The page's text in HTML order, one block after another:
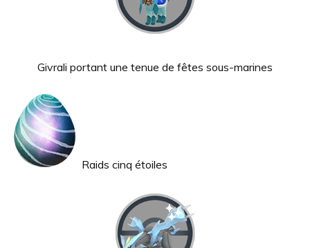
Givrali portant une tenue de fêtes sous-marines
Raids cinq étoiles